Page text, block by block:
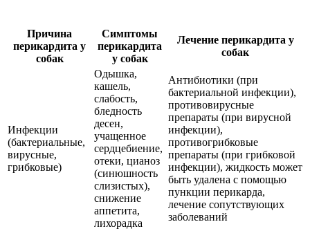
Причина
перикардита у
собак
Симптомы
перикардита
у собак
Лечение перикардита у
собак
Инфекции
(бактериальные,
вирусные,
грибковые)
Одышка,
кашель,
слабость,
бледность
десен,
учащенное
сердцебиение,
отеки, цианоз
(синюшность
слизистых),
снижение
аппетита,
лихорадка
Антибиотики (при
бактериальной инфекции),
противовирусные
препараты (при вирусной
инфекции),
противогрибковые
препараты (при грибковой
инфекции), жидкость может
быть удалена с помощью
пункции перикарда,
лечение сопутствующих
заболеваний